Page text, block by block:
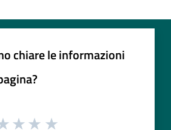
chiare le informazioni